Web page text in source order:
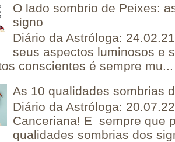
O lado sombrio de Peixes:
signo
Diário da Astróloga:
seus aspectos luminosos e
conscientes é sempre mu...
As 10 qualidades sombrias
Diário da Astróloga:
Canceriana! E sempre que
qualidades sombrias dos